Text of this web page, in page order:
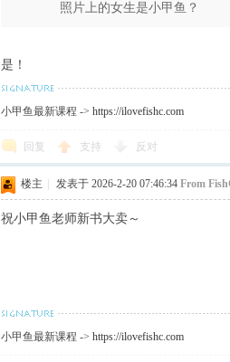
照片上的女生是小甲鱼？
是！
小甲鱼最新课程 ->https://ilovefishc.com
回复 支持 反对
楼主 发表于 2026-2-20 07:46:34 From
祝小甲鱼老师新书大卖～
小甲鱼最新课程 ->https://ilovefishc.com